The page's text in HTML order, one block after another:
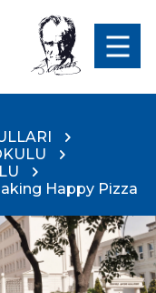
Happy Pizza